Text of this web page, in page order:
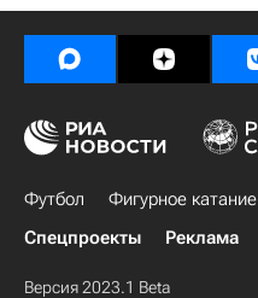
Футбол Фигурное катание
Спецпроекты
Реклама
Версия 2023.1 Beta